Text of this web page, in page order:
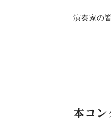
演奏家の
本コン